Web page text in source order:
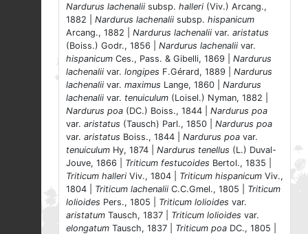
Nardurus lachenalii subsp. halleri (Viv.) Arcang.,
1882 | Nardurus lachenalii subsp. hispanicum
Arcang., 1882 | Nardurus lachenalii var. aristatus
(Boiss.) Godr., 1856 | Nardurus lachenalii var.
hispanicum Ces., Pass. & Gibelli, 1869 | Nardurus
lachenalii var. longipes F.Gérard, 1889 | Nardurus
lachenalii var. maximus Lange, 1860 | Nardurus
lachenalii var. tenuiculum (Loisel.) Nyman, 1882 |
Nardurus poa (DC.) Boiss., 1844 | Nardurus poa
var. aristatus (Tausch) Parl., 1850 | Nardurus poa
var. aristatus Boiss., 1844 | Nardurus poa var.
tenuiculum Hy, 1874 | Nardurus tenellus (L.) Duval-
Jouve, 1866 | Triticum festucoides Bertol., 1835 |
Triticum halleri Viv., 1804 | Triticum hispanicum Viv.,
1804 | Triticum lachenalii C.C.Gmel., 1805 | Triticum
lolioides Pers., 1805 | Triticum lolioides var.
aristatum Tausch, 1837 | Triticum lolioides var.
elongatum Tausch, 1837 | Triticum poa DC., 1805 |